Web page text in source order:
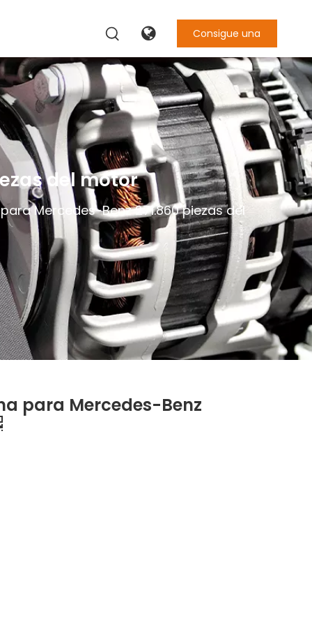
Consigue una
cotización
del motor
Mercedes-Benz 271.860 piezas del
para Mercedes-Benz